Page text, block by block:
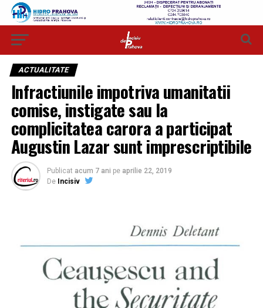
ACTUALITATE
Infractiunile impotriva umanitatii
comise, instigate sau la
complicitatea carora a participat
Augustin Lazar sunt imprescriptibile
Publicat acum 7 ani pe aprilie 22, 2019
De Incisiv